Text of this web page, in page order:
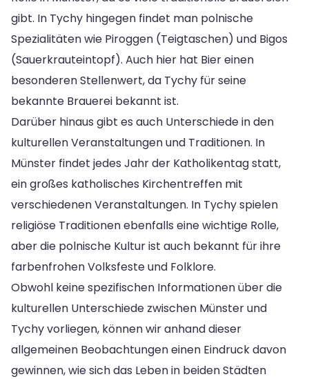
gibt. In Tychy hingegen findet man polnische
Spezialitäten wie Piroggen (Teigtaschen) und Bigos
(Sauerkrauteintopf). Auch hier hat Bier einen
besonderen Stellenwert, da Tychy für seine
bekannte Brauerei bekannt ist.
Darüber hinaus gibt es auch Unterschiede in den
kulturellen Veranstaltungen und Traditionen. In
Münster findet jedes Jahr der Katholikentag statt,
ein großes katholisches Kirchentreffen mit
verschiedenen Veranstaltungen. In Tychy spielen
religiöse Traditionen ebenfalls eine wichtige Rolle,
aber die polnische Kultur ist auch bekannt für ihre
farbenfrohen Volksfeste und Folklore.
Obwohl keine spezifischen Informationen über die
kulturellen Unterschiede zwischen Münster und
Tychy vorliegen, können wir anhand dieser
allgemeinen Beobachtungen einen Eindruck davon
gewinnen, wie sich das Leben in beiden Städten